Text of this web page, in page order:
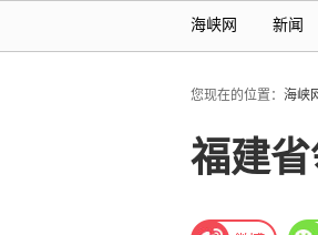
海峡网 新闻
您现在的位置： 海峡
福建